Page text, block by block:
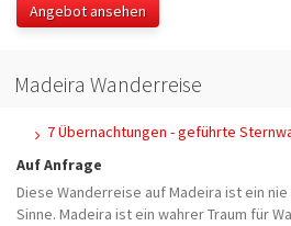
Angebot ansehen
Madeira Wanderreise
7 Übernachtungen - geführte
Auf Anfrage
Diese Wanderreise auf Madeira ist ein
Sinne. Madeira ist ein wahrer Traum für